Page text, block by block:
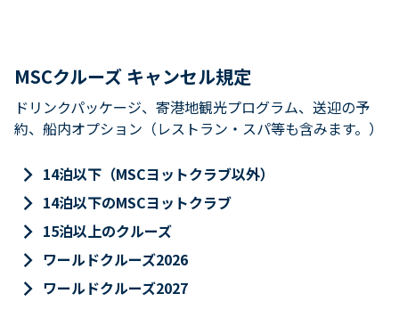
MSCクルーズ キャンセル規定
ドリンクパッケージ、寄港地観光プログラム、送迎の予
約、船内オプション（レストラン・スパ等も含みます。）
keyboard_arrow_right 14泊以下（MSCヨットクラブ以外）
keyboard_arrow_right 14泊以下のMSCヨットクラブ
keyboard_arrow_right 15泊以上のクルーズ
keyboard_arrow_right ワールドクルーズ2026
keyboard_arrow_right ワールドクルーズ2027